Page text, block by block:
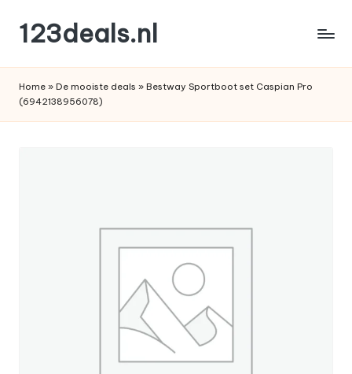
de
inhoud
123deals.nl
deals
Home » De mooiste deals » Bestway Sportboot set Caspian Pro
(6942138956078)